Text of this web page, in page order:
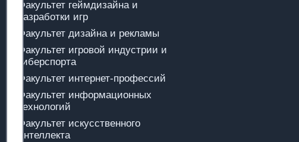
Факультет геймдизайна и
разработки игр
Факультет дизайна и рекламы
Факультет игровой индустрии и
киберспорта
Факультет интернет-профессий
Факультет информационных
технологий
Факультет искусственного
интеллекта